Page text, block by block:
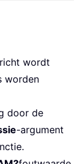
wordt
worden
door de
-argument